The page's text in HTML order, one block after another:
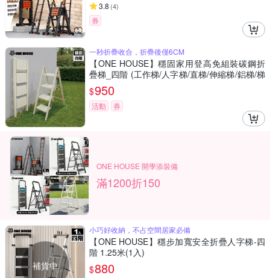
3.8 (4)
券
一秒折疊收合，折疊後僅6CM
【ONE HOUSE】穩固家用登高免組裝碳鋼折
疊梯_四階 (工作梯/人字梯/直梯/伸縮梯/鋁梯/梯
子/折疊梯/工作梯)
$950
活動 券
ONE HOUSE 開學添裝備
滿1200折150
補貨中
小巧好收納，不占空間居家必備
【ONE HOUSE】穩步加寬安全折疊人字梯-四
階 1.25米(1入)
$880